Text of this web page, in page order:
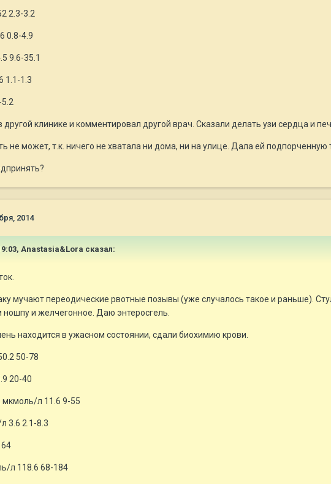
2.3-3.2
0.8-4.9
9.6-35.1
1.1-1.3
клинике и комментировал другой врач. Сказали делать узи сердца и
не может, т.к. ничего не хватала ни дома, ни на улице. Дала ей подпорченную
2014
Anastasia&Lora сказал:
мучают переодические рвотные позывы (уже случалось такое и раньше).
ношпу и желчегонное. Даю энтеросгель.
находится в ужасном состоянии, сдали биохимию крови.
50-78
20-40
мкмоль/л 11.6 9-55
3.6 2.1-8.3
л 118.6 68-184